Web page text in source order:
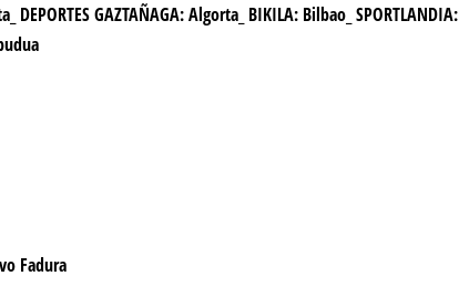
GAZTAÑAGA: Algorta_ BIKILA: Bilbao_ SPORTLANDIA:
Fadura